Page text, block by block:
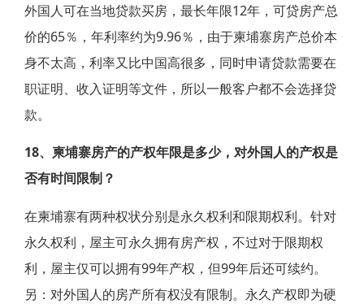
外国人可在当地贷款买房，最长年限12年，可贷房产总
价的65％，年利率约为9.96％，由于柬埔寨房产总价本
身不太高，利率又比中国高很多，同时申请贷款需要在
职证明、收入证明等文件，所以一般客户都不会选择贷
款。
18、柬埔寨房产的产权年限是多少，对外国人的产权是
否有时间限制？
在柬埔寨有两种权状分别是永久权利和限期权利。针对
永久权利，屋主可永久拥有房产权，不过对于限期权
利，屋主仅可以拥有99年产权，但99年后还可续约。
另：对外国人的房产所有权没有限制。永久产权即为硬